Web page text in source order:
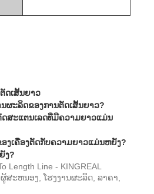
ດເສັ້ນຍາວ
ຜະລິດຂອງການຕັດເສັ້ນຍາວ?
ສະແຕນເລດທີ່ມີຄວາມຍາວແມ່ນ
ງເຄື່ອງຕັດກັບຄວາມຍາວແມ່ນຫຍັງ?
ງ?
Length Line - KINGREAL
ສະຫນອງ, ໂຮງງານຜະລິດ, ລາຄາ,